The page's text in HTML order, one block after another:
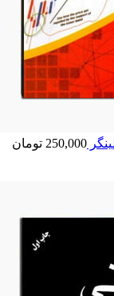
250,000 تومان